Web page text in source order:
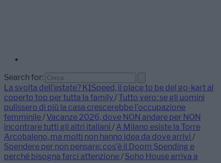
Search for:
La svolta dell’estate? K1Speed, il place to be del go-kart al
coperto top per tutta la family/ Tutto vero: se gli uomini
pulissero di più la casa crescerebbe l’occupazione
femminile/ Vacanze 2026, dove NON andare per NON
incontrare tutti gli altri italiani / A Milano esiste la Torre
Arcobaleno, ma molti non hanno idea da dove arrivi /
Spendere per non pensare: cos’è il Doom Spending e
perché bisogna farci attenzione/ Soho House arriva a